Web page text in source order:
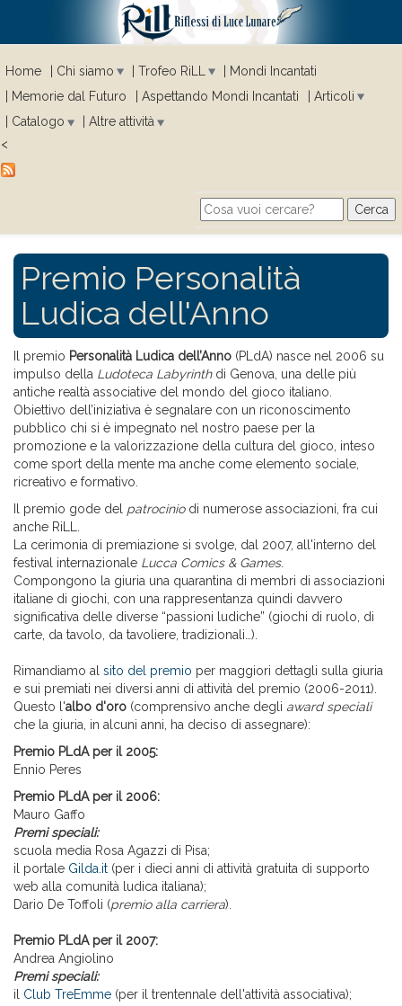
Home Chi siamo Trofeo RiLL
Mondi Incantati
Memorie dal Futuro
Aspettando Mondi Incantati
Articoli
Catalogo
Altre attività
<
Search form
Cerca
Premio Personalità
Ludica dell'Anno
Il premio Personalità Ludica dell’Anno (PLdA) nasce nel 2006 su
impulso della Ludoteca Labyrinth di Genova, una delle più
antiche realtà associative del mondo del gioco italiano.
Obiettivo dell’iniziativa è segnalare con un riconoscimento
pubblico chi si è impegnato nel nostro paese per la
promozione e la valorizzazione della cultura del gioco, inteso
come sport della mente ma anche come elemento sociale,
ricreativo e formativo.
Il premio gode del patrociniodi numerose associazioni, fra cui
anche RiLL.
La cerimonia di premiazione si svolge, dal 2007, all'interno del
festival internazionale Lucca Comics & Games.
Compongono la giuria una quarantina di membri di associazioni
italiane di giochi, con una rappresentanza quindi davvero
significativa delle diverse “passioni ludiche” (giochi di ruolo, di
carte, da tavolo, da tavoliere, tradizionali…).
Rimandiamo al sito del premio per maggiori dettagli sulla giuria
e sui premiati nei diversi anni di attività del premio (2006-2011).
Questo l'albo d'oro (comprensivo anche degli award speciali
che la giuria, in alcuni anni, ha deciso di assegnare):
Premio PLdA per il 2005:
Ennio Peres
Premio PLdA per il 2006:
Mauro Gaffo
Premi speciali:
scuola media Rosa Agazzi di Pisa;
il portale Gilda.it (per i dieci anni di attività gratuita di supporto
web alla comunità ludica italiana);
Dario De Toffoli (premio alla carriera).
Premio PLdA per il 2007:
Andrea Angiolino
Premi speciali:
il Club TreEmme (per il trentennale dell'attività associativa);